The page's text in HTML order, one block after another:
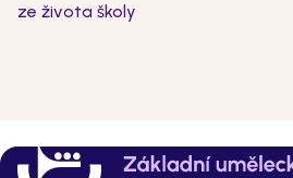
ze života školy